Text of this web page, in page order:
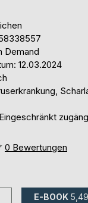
Demand
12.03.2024
0 Bewertungen
E-BOOK